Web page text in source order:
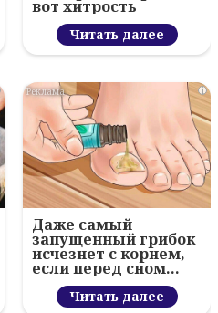
вот хитрость
Читать далее
i
Даже самый
запущенный грибок
исчезнет с корнем,
если перед сном…
Читать далее